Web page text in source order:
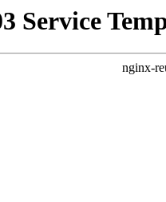
Service
nginx-